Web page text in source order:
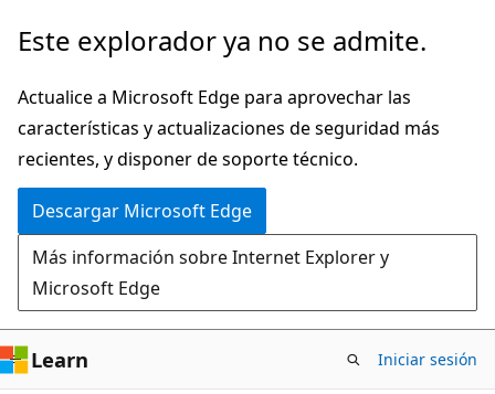
Ir
contenido
principal
Este explorador ya no se admite.
Actualice a Microsoft Edge para aprovechar las
características y actualizaciones de seguridad más
recientes, y disponer de soporte técnico.
Descargar Microsoft Edge
Más información sobre Internet Explorer y
Microsoft Edge
Learn Iniciar sesión